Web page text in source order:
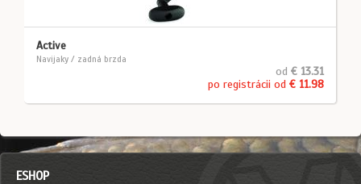
Active
Navijaky / zadná brzda
od € 13.31
po registrácii od € 11.98
ESHOP